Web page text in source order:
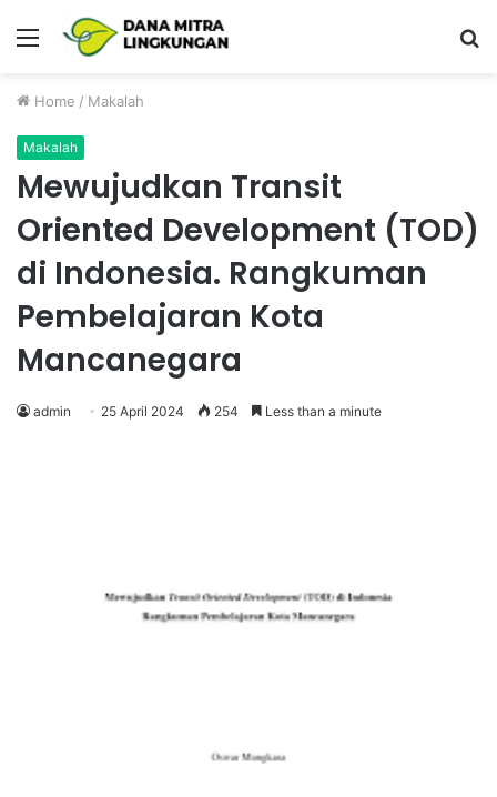
Menu
Home / Makalah
Makalah
Mewujudkan Transit
Oriented Development (TOD)
di Indonesia. Rangkuman
Pembelajaran Kota
Mancanegara
admin 25 April 2024 254 Less than a minute